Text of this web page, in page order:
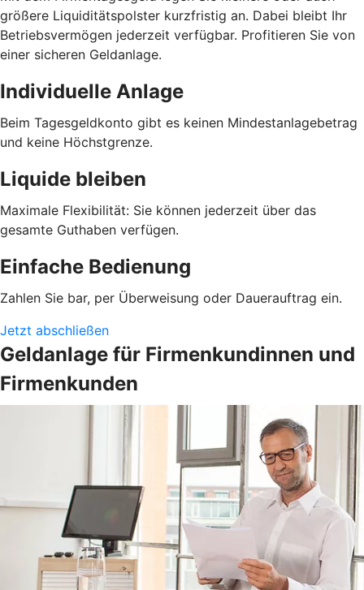
größere Liquiditätspolster kurzfristig an. Dabei bleibt Ihr
Betriebsvermögen jederzeit verfügbar. Profitieren Sie von
einer sicheren Geldanlage.
Individuelle Anlage
Beim Tagesgeldkonto gibt es keinen Mindestanlagebetrag
und keine Höchstgrenze.
Liquide bleiben
Maximale Flexibilität: Sie können jederzeit über das
gesamte Guthaben verfügen.
Einfache Bedienung
Zahlen Sie bar, per Überweisung oder Dauerauftrag ein.
Jetzt abschließen
Geldanlage für Firmenkundinnen und
Firmenkunden